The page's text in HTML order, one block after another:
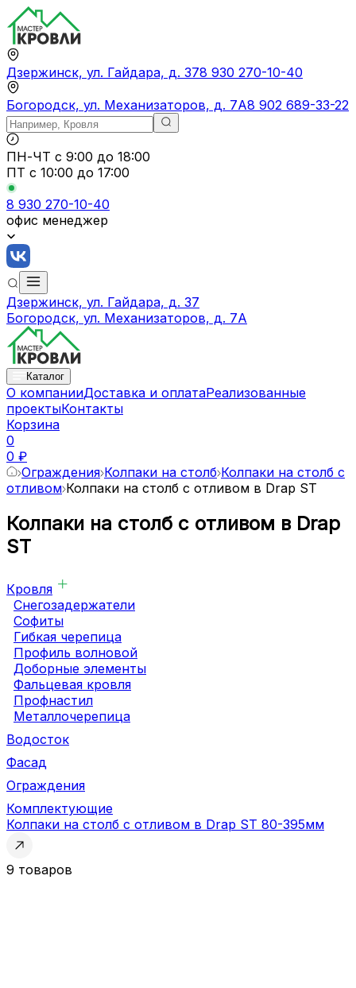
Дзержинск, ул. Гайдара, д. 378 930 270-10-40
Богородск, ул. Механизаторов, д. 7А8 902 689-33-22
ПН-ЧТ с 9:00 до 18:00
ПТ с 10:00 до 17:00
8 930 270-10-40
офис менеджер
Дзержинск, ул. Гайдара, д. 37
Богородск, ул. Механизаторов, д. 7А
Каталог
О компанииДоставка и оплатаРеализованные
проектыКонтакты
Корзина
0
0 ₽
Ограждения Колпаки на столб Колпаки на столб с
отливом Колпаки на столб с отливом в Drap ST
Колпаки на столб с отливом в Drap
ST
Кровля
Снегозадержатели
Софиты
Гибкая черепица
Профиль волновой
Доборные элементы
Фальцевая кровля
Профнастил
Металлочерепица
Водосток
Фасад
Ограждения
Комплектующие
Колпаки на столб с отливом в Drap ST 80-395мм
9 товаров